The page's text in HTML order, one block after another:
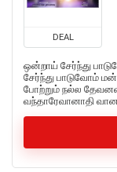
DEAL
ஒன்றாய் சேர்ந்து
சேர்ந்து பாடுவோம்
போற்றும் நல்ல
வந்தாரேவானாதி